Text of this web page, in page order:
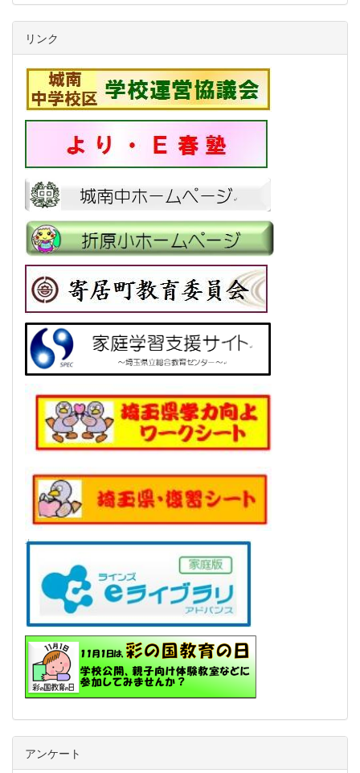
リンク
アンケート